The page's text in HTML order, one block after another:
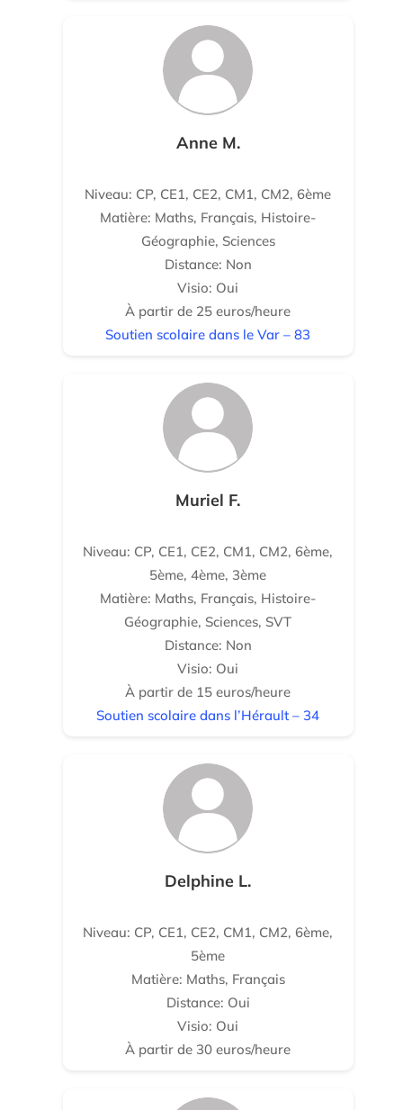
Anne M.
Niveau: CP, CE1, CE2, CM1, CM2, 6ème
Matière: Maths, Français, Histoire-
Géographie, Sciences
Distance: Non
Visio: Oui
À partir de 25 euros/heure
Soutien scolaire dans le Var – 83
Muriel F.
Niveau: CP, CE1, CE2, CM1, CM2, 6ème,
5ème, 4ème, 3ème
Matière: Maths, Français, Histoire-
Géographie, Sciences, SVT
Distance: Non
Visio: Oui
À partir de 15 euros/heure
Soutien scolaire dans l’Hérault – 34
Delphine L.
Niveau: CP, CE1, CE2, CM1, CM2, 6ème,
5ème
Matière: Maths, Français
Distance: Oui
Visio: Oui
À partir de 30 euros/heure